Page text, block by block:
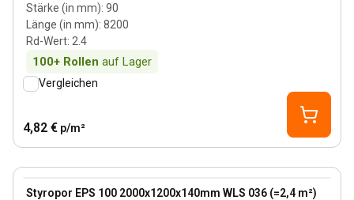
Stärke (in mm): 90
Länge (in mm): 8200
Rd-Wert: 2.4
100+ Rollen auf Lager
Vergleichen
4,82 € p/m²
Styropor EPS 100 2000x1200x140mm WLS 036 (=2,4 m²)
View product